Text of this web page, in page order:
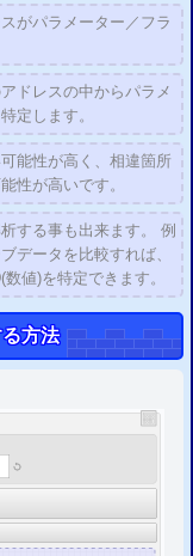
がパラメーター／フラ
ドレスの中からパラメ
定します。
能性が高く、相違箇所
性が高いです。
る事も出来ます。 例
データを比較すれば、
値)を特定できます。
方法